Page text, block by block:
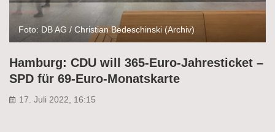
Foto: DB AG / Christian Bedeschinski (Archiv)
Hamburg: CDU will 365-Euro-Jahresticket –
SPD für 69-Euro-Monatskarte
17. Juli 2022, 16:15